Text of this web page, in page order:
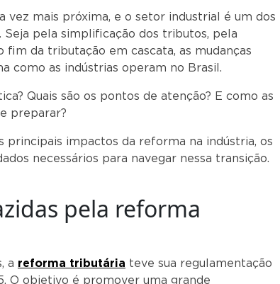
vez mais próxima, e o setor industrial é um dos
Seja pela simplificação dos tributos, pela
fim da tributação em cascata, as mudanças
como as indústrias operam no Brasil.
Quais são os pontos de atenção? E como as
preparar?
principais impactos da reforma na indústria, os
necessários para navegar nessa transição.
pela reforma
a reforma tributária teve sua regulamentação
O objetivo é promover uma grande